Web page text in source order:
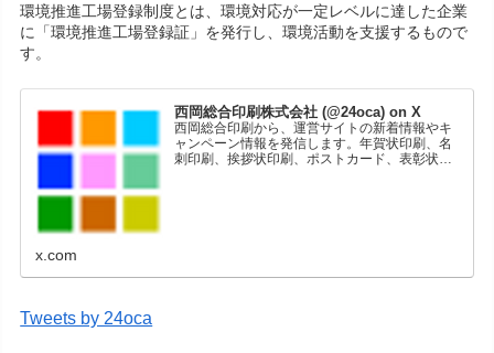
環境推進工場登録制度とは、環境対応が一定レベルに達した企業
に「環境推進工場登録証」を発行し、環境活動を支援するもので
す。
西岡総合印刷株式会社 (@24oca) on X
西岡総合印刷から、運営サイトの新着情報やキ
ャンペーン情報を発信します。年賀状印刷、名
刺印刷、挨拶状印刷、ポストカード、表彰状印
x.com
Tweets by 24oca